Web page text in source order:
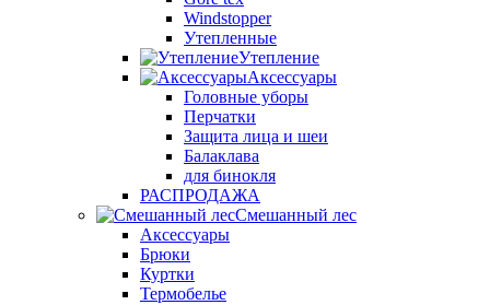
Windstopper
Утепленные
Утепление
Аксессуары
Головные уборы
Перчатки
Защита лица и шеи
Балаклава
для бинокля
РАСПРОДАЖА
Смешанный лес
Аксессуары
Брюки
Куртки
Термобелье